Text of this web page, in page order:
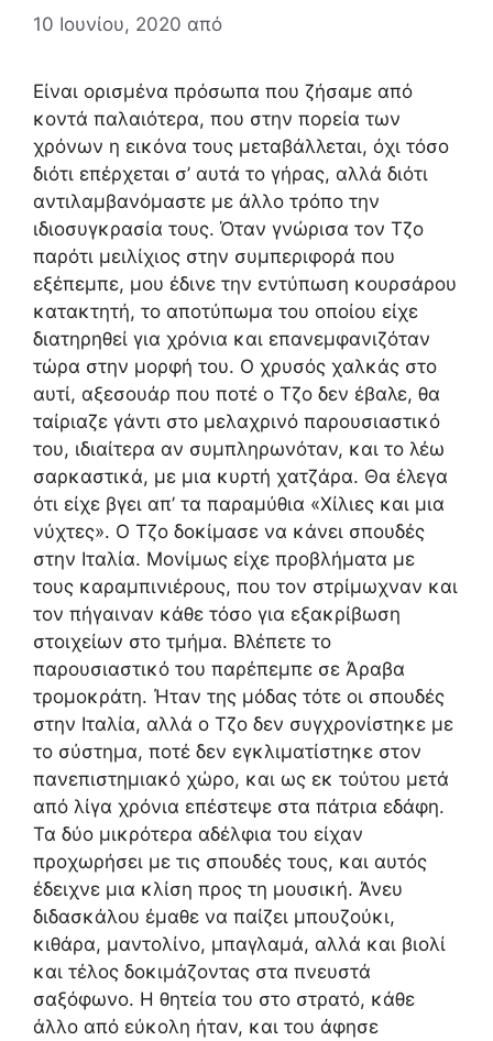
10 Ιουνίου, 2020 από
Είναι ορισμένα πρόσωπα που ζήσαμε από
κοντά παλαιότερα, που στην πορεία των
χρόνων η εικόνα τους μεταβάλλεται, όχι τόσο
διότι επέρχεται σ’ αυτά το γήρας, αλλά διότι
αντιλαμβανόμαστε με άλλο τρόπο την
ιδιοσυγκρασία τους. Όταν γνώρισα τον Τζο
παρότι μειλίχιος στην συμπεριφορά που
εξέπεμπε, μου έδινε την εντύπωση κουρσάρου
κατακτητή, το αποτύπωμα του οποίου είχε
διατηρηθεί για χρόνια και επανεμφανιζόταν
τώρα στην μορφή του. Ο χρυσός χαλκάς στο
αυτί, αξεσουάρ που ποτέ ο Τζο δεν έβαλε, θα
ταίριαζε γάντι στο μελαχρινό παρουσιαστικό
του, ιδιαίτερα αν συμπληρωνόταν, και το λέω
σαρκαστικά, με μια κυρτή χατζάρα. Θα έλεγα
ότι είχε βγει απ’ τα παραμύθια «Χίλιες και μια
νύχτες». Ο Τζο δοκίμασε να κάνει σπουδές
στην Ιταλία. Μονίμως είχε προβλήματα με
τους καραμπινιέρους, που τον στρίμωχναν και
τον πήγαιναν κάθε τόσο για εξακρίβωση
στοιχείων στο τμήμα. Βλέπετε το
παρουσιαστικό του παρέπεμπε σε Άραβα
τρομοκράτη. Ήταν της μόδας τότε οι σπουδές
στην Ιταλία, αλλά ο Τζο δεν συγχρονίστηκε με
το σύστημα, ποτέ δεν εγκλιματίστηκε στον
πανεπιστημιακό χώρο, και ως εκ τούτου μετά
από λίγα χρόνια επέστεψε στα πάτρια εδάφη.
Τα δύο μικρότερα αδέλφια του είχαν
προχωρήσει με τις σπουδές τους, και αυτός
έδειχνε μια κλίση προς τη μουσική. Άνευ
διδασκάλου έμαθε να παίζει μπουζούκι,
κιθάρα, μαντολίνο, μπαγλαμά, αλλά και βιολί
και τέλος δοκιμάζοντας στα πνευστά
σαξόφωνο. Η θητεία του στο στρατό, κάθε
άλλο από εύκολη ήταν, και του άφησε